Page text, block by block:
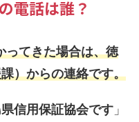
電話は誰？
てきた場合は、徳
）からの連絡です。
信用保証協会です 」